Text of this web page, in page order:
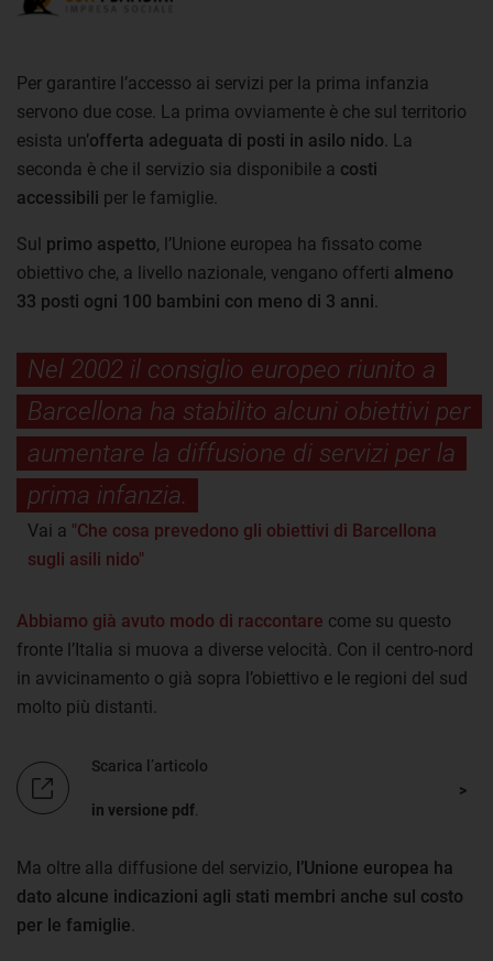
Per garantire l’accesso ai servizi per la prima infanzia
servono due cose. La prima ovviamente è che sul territorio
esista un’offerta adeguata di posti in asilo nido. La
seconda è che il servizio sia disponibile a costi
accessibili per le famiglie.
Sul primo aspetto, l’Unione europea ha fissato come
obiettivo che, a livello nazionale, vengano offerti almeno
33 posti ogni 100 bambini con meno di 3 anni.
Nel 2002 il consiglio europeo riunito a
Barcellona ha stabilito alcuni obiettivi per
aumentare la diffusione di servizi per la
prima infanzia.
Vai a "Che cosa prevedono gli obiettivi di Barcellona
sugli asili nido"
Abbiamo già avuto modo di raccontare come su questo
fronte l’Italia si muova a diverse velocità. Con il centro-nord
in avvicinamento o già sopra l’obiettivo e le regioni del sud
molto più distanti.
Scarica l’articolo
in versione pdf
Ma oltre alla diffusione del servizio, l’Unione europea ha
dato alcune indicazioni agli stati membri anche sul costo
per le famiglie.